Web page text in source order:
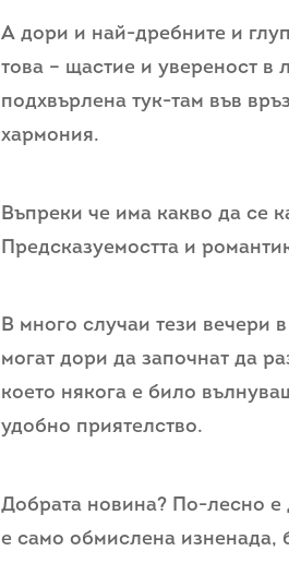
А дори и най-дребните и
това – щастие и увереност в
подхвърлена тук-там във
хармония.
Въпреки че има какво да се
Предсказуемостта и
В много случаи тези вечери
могат дори да започнат да
което някога е било
удобно приятелство.
Добрата новина? По-лесно е
е само обмислена изненада,